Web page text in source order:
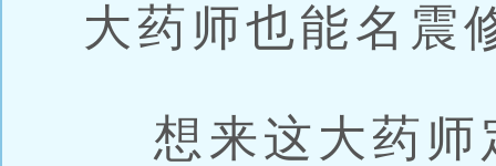
大药师也能名震
想来这大药师